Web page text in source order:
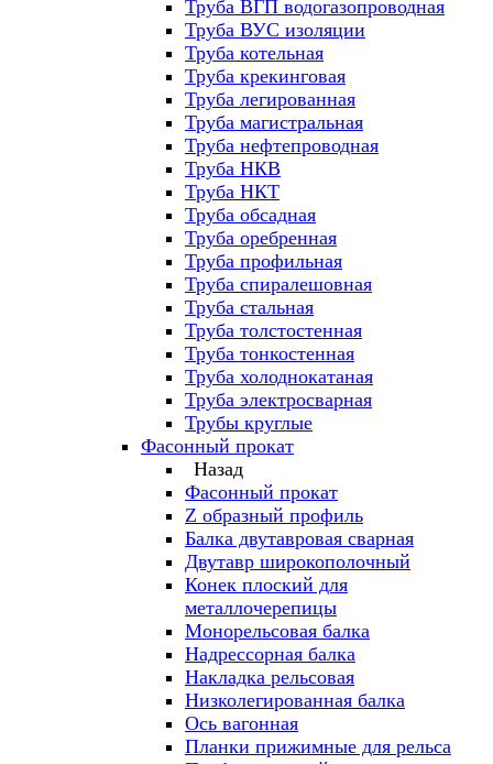
Труба ВГП водогазопроводная
Труба ВУС изоляции
Труба котельная
Труба крекинговая
Труба легированная
Труба магистральная
Труба нефтепроводная
Труба НКВ
Труба НКТ
Труба обсадная
Труба оребренная
Труба профильная
Труба спиралешовная
Труба стальная
Труба толстостенная
Труба тонкостенная
Труба холоднокатаная
Труба электросварная
Трубы круглые
Фасонный прокат
Назад
Фасонный прокат
Z образный профиль
Балка двутавровая сварная
Двутавр широкополочный
Конек плоский для
металлочерепицы
Монорельсовая балка
Надрессорная балка
Накладка рельсовая
Низколегированная балка
Ось вагонная
Планки прижимные для рельса